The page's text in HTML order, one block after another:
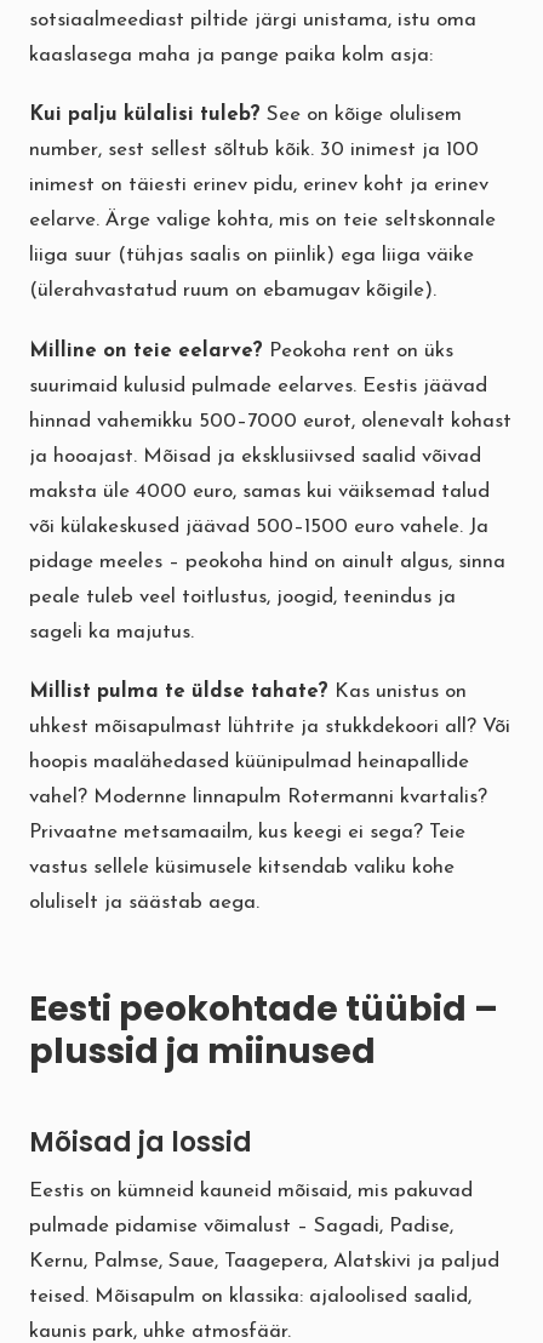
sotsiaalmeediast piltide järgi unistama, istu oma
kaaslasega maha ja pange paika kolm asja:
Kui palju külalisi tuleb? See on kõige olulisem
number, sest sellest sõltub kõik. 30 inimest ja 100
inimest on täiesti erinev pidu, erinev koht ja erinev
eelarve. Ärge valige kohta, mis on teie seltskonnale
liiga suur (tühjas saalis on piinlik) ega liiga väike
(ülerahvastatud ruum on ebamugav kõigile).
Milline on teie eelarve? Peokoha rent on üks
suurimaid kulusid pulmade eelarves. Eestis jäävad
hinnad vahemikku 500–7000 eurot, olenevalt kohast
ja hooajast. Mõisad ja eksklusiivsed saalid võivad
maksta üle 4000 euro, samas kui väiksemad talud
või külakeskused jäävad 500–1500 euro vahele. Ja
pidage meeles – peokoha hind on ainult algus, sinna
peale tuleb veel toitlustus, joogid, teenindus ja
sageli ka majutus.
Millist pulma te üldse tahate? Kas unistus on
uhkest mõisapulmast lühtrite ja stukkdekoori all? Või
hoopis maalähedased küünipulmad heinapallide
vahel? Modernne linnapulm Rotermanni kvartalis?
Privaatne metsamaailm, kus keegi ei sega? Teie
vastus sellele küsimusele kitsendab valiku kohe
oluliselt ja säästab aega.
Eesti peokohtade tüübid –
plussid ja miinused
Mõisad ja lossid
Eestis on kümneid kauneid mõisaid, mis pakuvad
pulmade pidamise võimalust – Sagadi, Padise,
Kernu, Palmse, Saue, Taagepera, Alatskivi ja paljud
teised. Mõisapulm on klassika: ajaloolised saalid,
kaunis park, uhke atmosfäär.